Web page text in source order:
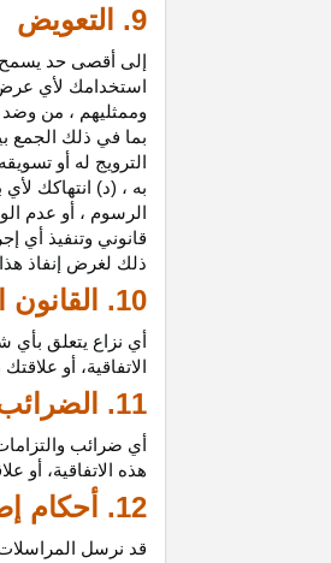
9. التعويض
إلى أقصى حد يسمح
استخدامك لأي عرض
وممثليهم ، من وضد
بما في ذلك الجمع
الترويج له أو
به ، (د) انتهاكك
الرسوم ، أو عدم
قانوني وتنفيذ أي
ذلك لغرض إنفاذ
10. القانون الحاكم والمنازعات
أي نزاع يتعلق
الاتفاقية، أو
11. الضرائب
أي ضرائب
هذه الاتفاقية، أو
12. أحكام إضافية
قد نرسل المراسلات